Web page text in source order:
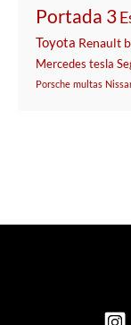
Portada 3
Toyota Renault
Mercedes tesla
Porsche multas